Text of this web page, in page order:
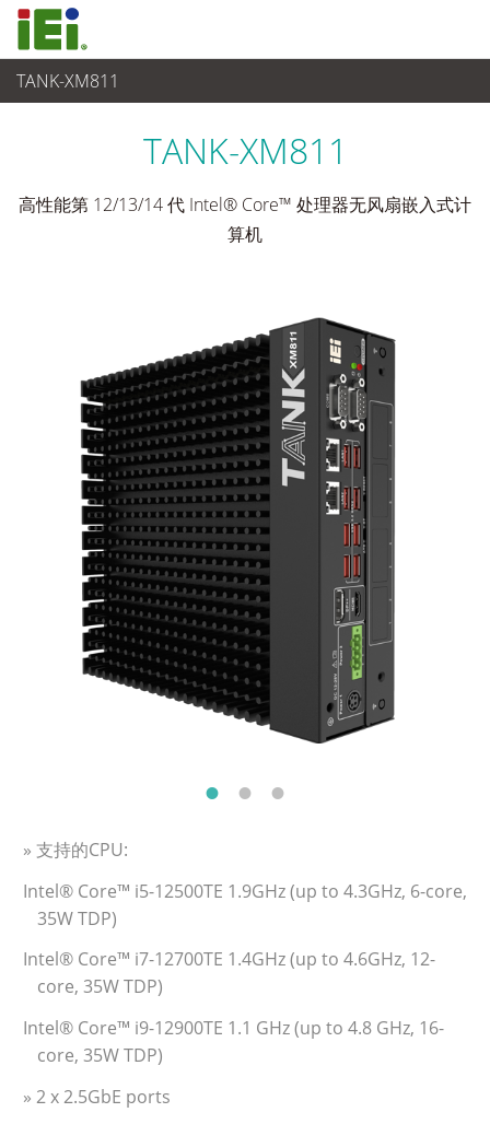
TANK-XM811
嵌入式系統 > 强固型嵌入式电脑
TANK-XM811
高性能第 12/13/14 代 Intel® Core™ 处理器无风扇嵌入式计
算机
» 支持的CPU:
Intel® Core™ i5-12500TE 1.9GHz (up to 4.3GHz, 6-core,
35W TDP)
Intel® Core™ i7-12700TE 1.4GHz (up to 4.6GHz, 12-
core, 35W TDP)
Intel® Core™ i9-12900TE 1.1 GHz (up to 4.8 GHz, 16-
core, 35W TDP)
» 2 x 2.5GbE ports